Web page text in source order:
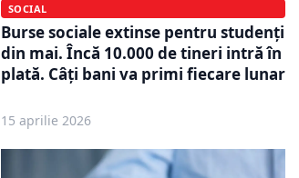
SOCIAL
Burse sociale extinse pentru studenți
din mai. Încă 10.000 de tineri intră în
plată. Câți bani va primi fiecare lunar
15 aprilie 2026